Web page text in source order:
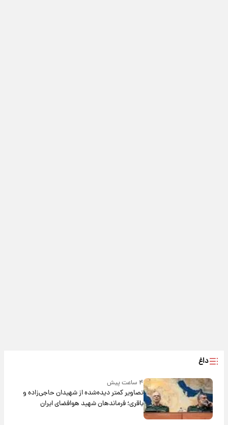
داغ
۴ ساعت پیش
تصاویر کمتر دیده‌شده از شهیدان حاجی‌زاده و
باقری؛ فرماندهان شهید هوافضای ایران